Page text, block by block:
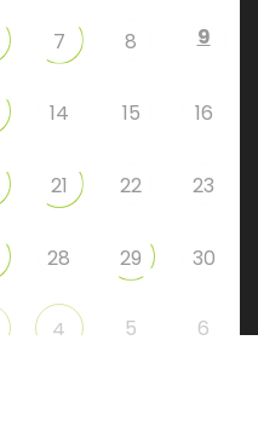
7 8 9
14 15 16
21 22 23
28 29 30
4 5 6